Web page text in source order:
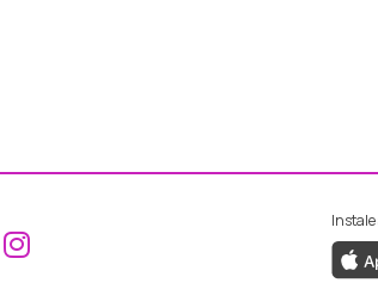
Aceder ao Facebook da
Aceder ao Instagram da